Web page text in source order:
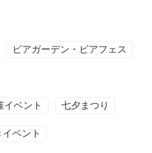
ビアガーデン・ビアフェス
ベント 七夕まつり
ベント